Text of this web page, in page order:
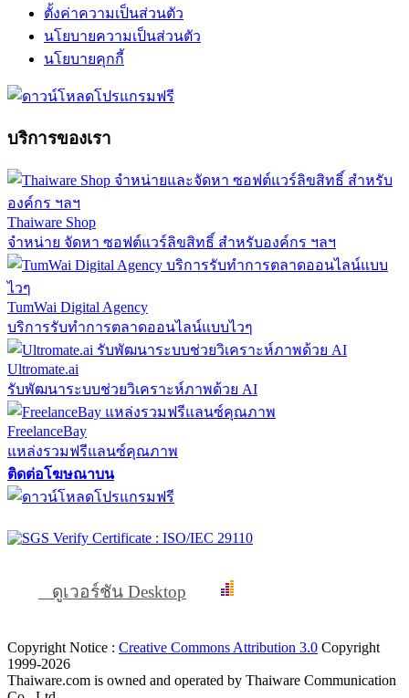
ตั้งค่าความเป็นส่วนตัว
นโยบายความเป็นส่วนตัว
นโยบายคุกกี้
บริการของเรา
Thaiware Shop
จำหน่าย จัดหา ซอฟต์แวร์ลิขสิทธิ์ สำหรับองค์กร ฯลฯ
TumWai Digital Agency
บริการรับทำการตลาดออนไลน์แบบไวๆ
Ultromate.ai
รับพัฒนาระบบช่วยวิเคราะห์ภาพด้วย AI
FreelanceBay
แหล่งรวมฟรีแลนซ์คุณภาพ
ติดต่อโฆษณาบน
ดูเวอร์ชัน Desktop
Copyright Notice : Creative Commons Attribution 3.0 Copyright
1999-2026
Thaiware.com is owned and operated by Thaiware Communication